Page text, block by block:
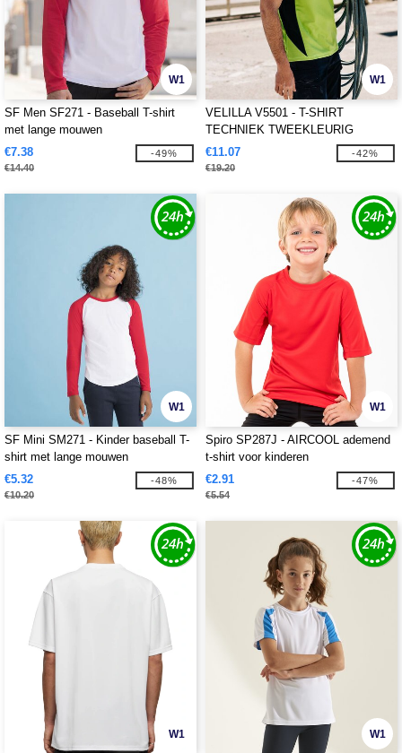
W1
SF Men SF271 - Baseball T-shirt
met lange mouwen
€7.38
€14.40
-49%
W1
VELILLA V5501 - T-SHIRT
TECHNIEK TWEEKLEURIG
€11.07
€19.20
-42%
W1
SF Mini SM271 - Kinder baseball T-
shirt met lange mouwen
€5.32
€10.20
-48%
W1
Spiro SP287J - AIRCOOL ademend
t-shirt voor kinderen
€2.91
€5.54
-47%
W1 W1